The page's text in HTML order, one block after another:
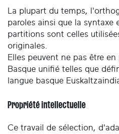
La plupart du temps,
paroles ainsi que la syntaxe
partitions sont celles
originales.
Elles peuvent ne pas être
Basque unifié telles que
langue basque
Propriété intellectuelle
Ce travail de sélection,